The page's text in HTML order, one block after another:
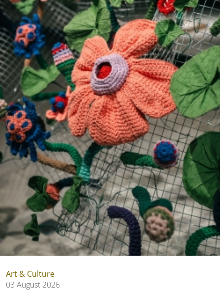
Art & Culture
03 August 2026